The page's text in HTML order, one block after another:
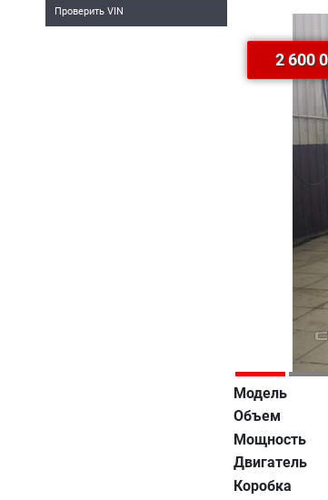
Проверить VIN
2 600
Модель
Объем
Мощность
Двигатель
Коробка